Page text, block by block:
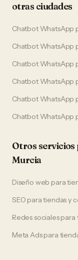
otras ciudades
Chatbot WhatsApp
Chatbot WhatsApp
Chatbot WhatsApp
Chatbot WhatsApp
Chatbot WhatsApp
Chatbot WhatsApp
Otros servicios
Murcia
Diseño web para
SEO paratiendas y
Redes socialespara
Meta Adspara